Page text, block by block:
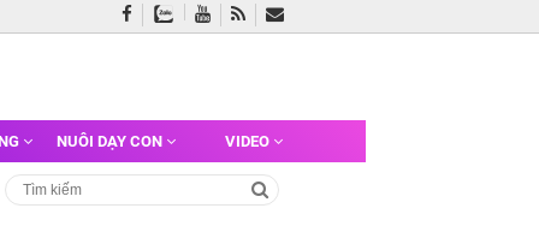
NUÔI DẠY CON VIDEO